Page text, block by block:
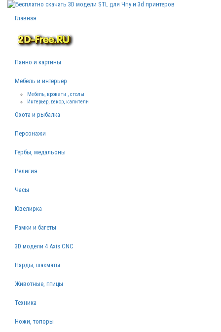
Главная
Панно и картины
Мебель и интерьер
Мебель, кровати , столы
Интерьер, декор, капители
Охота и рыбалка
Персонажи
Гербы, медальоны
Религия
Часы
Ювелирка
Рамки и багеты
3D модели 4 Axis CNC
Нарды, шахматы
Животные, птицы
Техника
Ножи, топоры